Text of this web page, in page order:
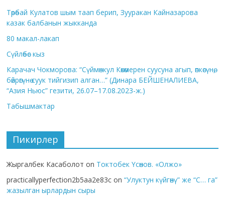
Төрөбай Кулатов шым таап берип, Зууракан Кайназарова
казак балбанын жыкканда
80 макал-лакап
Сүйлөбөс кыз
Карачач Чокморова: “Сүймөнкул Көкөмерен суусуна агып, өпкөсүнө,
бөйрөгүнө суук тийгизип алган…” (Динара БЕЙШЕНАЛИЕВА,
“Азия Ньюс” гезити, 26.07–17.08.2023-ж.)
Табышмактар
Пикирлер
Жыргалбек Касаболот on Токтобек Үсөнов. «Олжо»
practicallyperfection2b5aa2e83c on“Улуктун күйгөнү” же “С… га”
жазылган ырлардын сыры